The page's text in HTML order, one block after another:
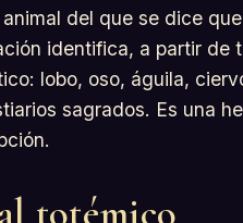
del que se dice
identifica, a partir de
lobo, oso, águila,
sagrados. Es una